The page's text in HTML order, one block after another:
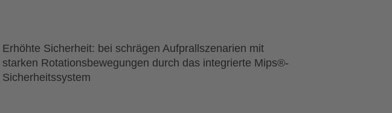
Erhöhte Sicherheit: bei schrägen Aufprallszenarien mit
starken Rotationsbewegungen durch das integrierte Mips®-
Sicherheitssystem